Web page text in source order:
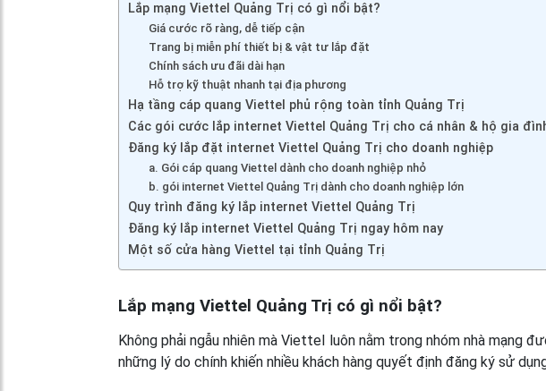
Lắp mạng Viettel Quảng Trị có gì nổi bật?
Giá cước rõ ràng, dễ tiếp cận
Trang bị miễn phí thiết bị & vật tư lắp đặt
Chính sách ưu đãi dài hạn
Hỗ trợ kỹ thuật nhanh tại địa phương
Hạ tầng cáp quang Viettel phủ rộng toàn tỉnh Quảng Trị
Các gói cước lắp internet Viettel Quảng Trị cho cá nhân & hộ gia
Đăng ký lắp đặt internet Viettel Quảng Trị cho doanh nghiệp
a. Gói cáp quang Viettel dành cho doanh nghiệp nhỏ
b. gói internet Viettel Quảng Trị dành cho doanh nghiệp lớn
Quy trình đăng ký lắp internet Viettel Quảng Trị
Đăng ký lắp internet Viettel Quảng Trị ngay hôm nay
Một số cửa hàng Viettel tại tỉnh Quảng Trị
Lắp mạng Viettel Quảng Trị có gì nổi bật?
Không phải ngẫu nhiên mà Viettel luôn nằm trong nhóm nhà mạng
những lý do chính khiến nhiều khách hàng quyết định đăng ký sử